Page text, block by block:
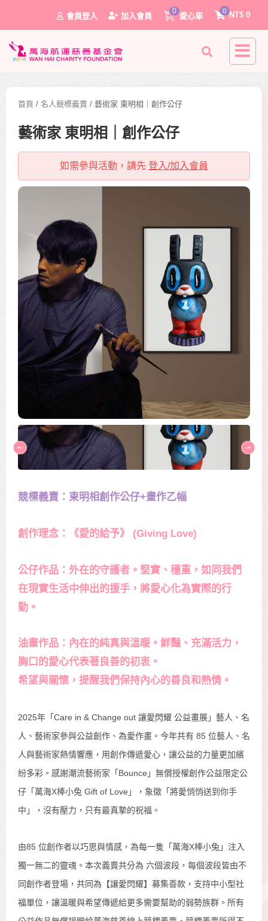
會員登入 加入會員
0
愛心車
0
NT$ 0
0
首頁 / 名人競標義賣 / 藝術家 東明相｜創作公仔
藝術家 東明相｜創作公仔
如需參與活動，請先 登入/加入會員
競標義賣：東明相創作公仔+畫作乙幅
創作理念： 《愛的給予》 (Giving Love)
公仔作品：外在的守護者。堅實、穩重，如同我們
在現實生活中伸出的援手，將愛心化為實際的行
動。
油畫作品：內在的純真與溫暖。鮮豔、充滿活力，
胸口的愛心代表著良善的初衷。
希望與關懷，提醒我們保持內心的善良和熱情。
2025年「Care in & Change out 讓愛閃耀 公益畫展」藝人、名
人、藝術家參與公益創作、為愛作畫。今年共有 85 位藝人、名
人與藝術家熱情響應，用創作傳遞愛心，讓公益的力量更加繽
紛多彩。感謝潮流藝術家「Bounce」無償授權創作公益限定公
仔「萬海X棒小兔 Gift of Love」，象徵「將愛悄悄送到你手
中」，沒有壓力，只有最真摯的祝福。
由85 位創作者以巧思與情感，為每一隻「萬海X棒小兔」注入
獨一無二的靈魂。本次義賣共分為 六個波段，每個波段皆由不
同創作者登場，共同為【讓愛閃耀】募集善款，支持中小型社
福單位，讓溫暖與希望傳遞給更多需要幫助的弱勢族群。所有